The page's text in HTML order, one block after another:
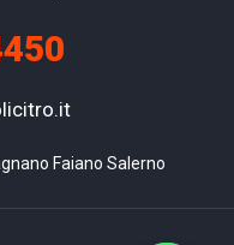
Faiano Salerno